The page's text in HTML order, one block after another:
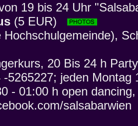
19 bis 24 Uhr
(5 EUR)
Hochschulgemeinde),
20 Bis 24 h Party
5265227; jeden Montag
- 01:00 h open
salsabarwien